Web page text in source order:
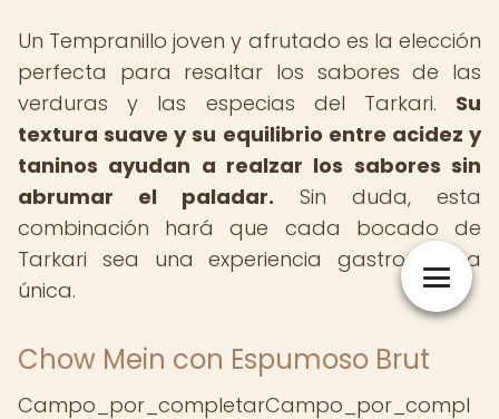
Un Tempranillo joven y afrutado es la elección
perfecta para resaltar los sabores de las
verduras y las especias del Tarkari. Su
textura suave y su equilibrio entre acidez y
taninos ayudan a realzar los sabores sin
abrumar el paladar. Sin duda, esta
combinación hará que cada bocado de
Tarkari sea una experiencia gastronómica
única.
Chow Mein con Espumoso Brut
Campo_por_completarCampo_por_compl